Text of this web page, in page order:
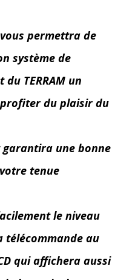
permettra de
système de
TERRAM un
du plaisir du
une bonne
tenue
le niveau
télécommande au
qui affichera aussi